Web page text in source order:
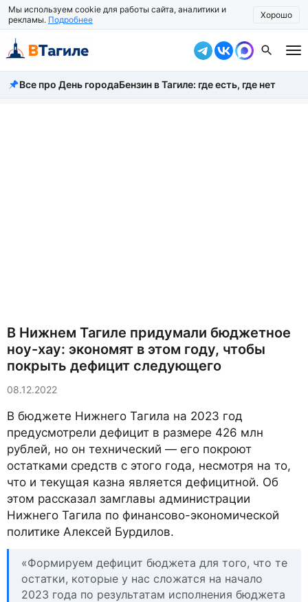
Мы используем cookie для работы сайта, аналитики и
рекламы. Подробнее Хорошо
Все новости
Все про День городаБензин в Тагиле: где есть, где нет
В Нижнем Тагиле придумали бюджетное
ноу-хау: экономят в этом году, чтобы
покрыть дефицит следующего
08.12.2022
В бюджете Нижнего Тагила на 2023 год
предусмотрели дефицит в размере 426 млн
рублей, но он технический — его покроют
остатками средств с этого года, несмотря на то,
что и текущая казна является дефицитной. Об
этом рассказал замглавы администрации
Нижнего Тагила по финансово-экономической
политике Алексей Бурдилов.
«Формируем дефицит бюджета для того, что те
остатки, которые у нас сложатся на начало
2023 года по результатам исполнения бюджета